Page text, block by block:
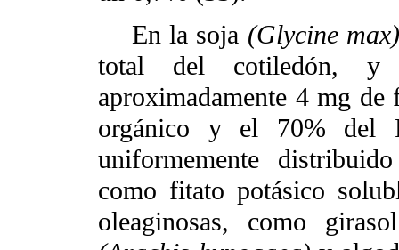
En la soja (Glycine
total del cotiledón, y
aproximadamente 4 mg
orgánico y el 70% del
uniformemente
como fitato potásico
oleaginosas, como